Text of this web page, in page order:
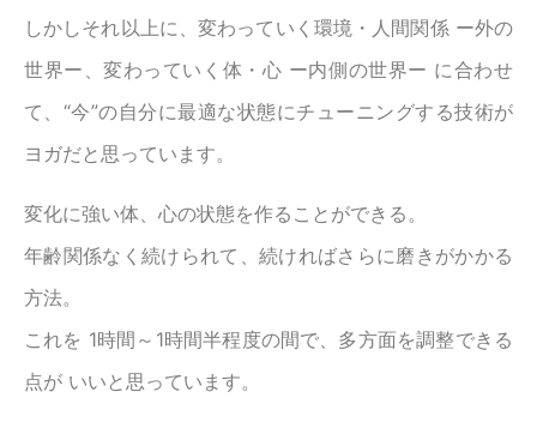
しかしそれ以上に、変わっていく環境・人間関係 ー外の
世界ー、変わっていく体・心 ー内側の世界ー に合わせ
て、“今”の自分に最適な状態にチューニングする技術が
ヨガだと思っています。
変化に強い体、心の状態を作ることができる。
年齢関係なく続けられて、続ければさらに磨きがかかる
方法。
これを 1時間～1時間半程度の間で、多方面を調整できる
点が いいと思っています。